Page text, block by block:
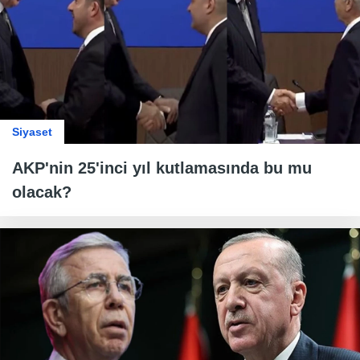
Siyaset
AKP'nin 25'inci yıl kutlamasında bu mu
olacak?